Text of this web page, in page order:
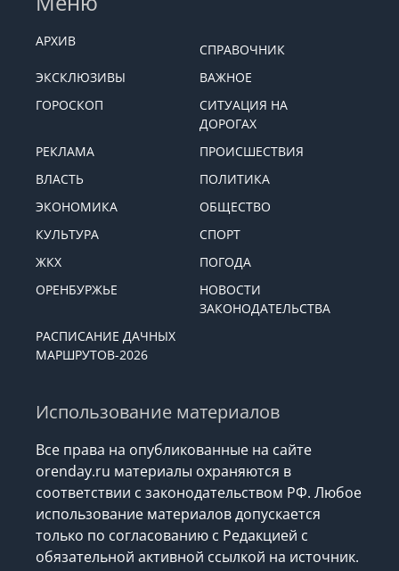
АРХИВ
СПРАВОЧНИК
ЭКСКЛЮЗИВЫ
ВАЖНОЕ
ГОРОСКОП
СИТУАЦИЯ НА
ДОРОГАХ
РЕКЛАМА
ПРОИСШЕСТВИЯ
ВЛАСТЬ
ПОЛИТИКА
ЭКОНОМИКА
ОБЩЕСТВО
КУЛЬТУРА
СПОРТ
ЖКХ
ПОГОДА
ОРЕНБУРЖЬЕ
НОВОСТИ
ЗАКОНОДАТЕЛЬСТВА
РАСПИСАНИЕ ДАЧНЫХ
МАРШРУТОВ-2026
Использование материалов
Все права на опубликованные на сайте
orenday.ru материалы охраняются в
соответствии с законодательством РФ. Любое
использование материалов допускается
только по согласованию с Редакцией с
обязательной активной ссылкой на источник.